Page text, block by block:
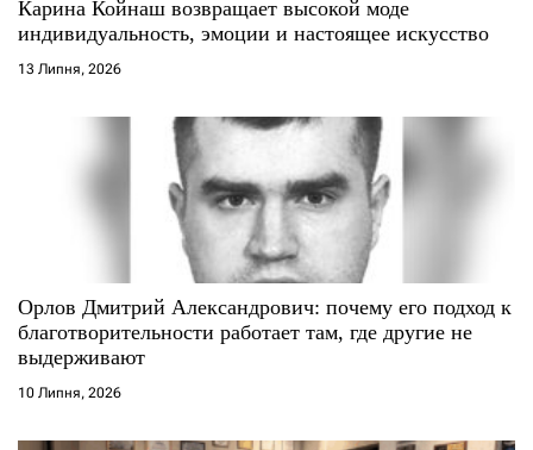
Карина Койнаш возвращает высокой моде
индивидуальность, эмоции и настоящее искусство
13 Липня, 2026
Орлов Дмитрий Александрович: почему его подход к
благотворительности работает там, где другие не
выдерживают
10 Липня, 2026